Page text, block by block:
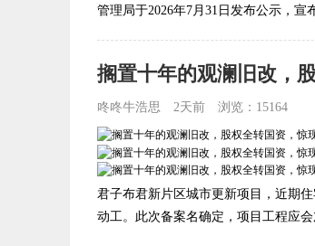
管理局于2026年7月31日发布公示，
搁置十年的观澜旧改，
咚咚牛浩思 2天前 浏览：15164
君子布君新片区城市更新项目，近期
动工。此次备案名确定，项目工程应会